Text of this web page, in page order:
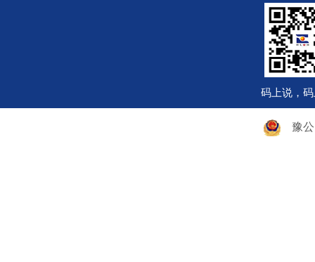
码上说，
豫公